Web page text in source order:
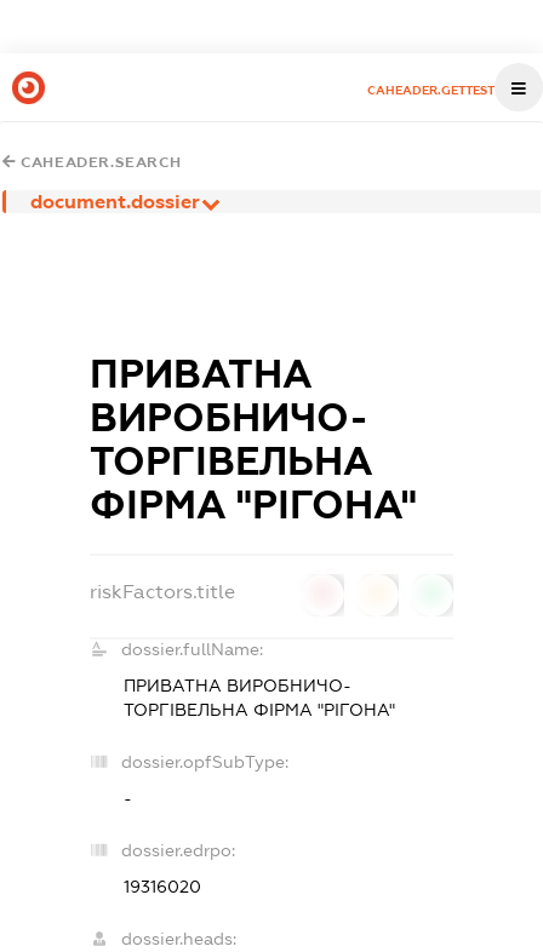
CAHEADER.GETTEST
CAHEADER.SEARCH
document.dossier
ПРИВАТНА
ВИРОБНИЧО-
ТОРГІВЕЛЬНА
ФІРМА "РІГОНА"
riskFactors.title
dossier.fullName:
ПРИВАТНА ВИРОБНИЧО-
ТОРГІВЕЛЬНА ФІРМА "РІГОНА"
dossier.opfSubType:
-
dossier.edrpo:
19316020
dossier.heads: